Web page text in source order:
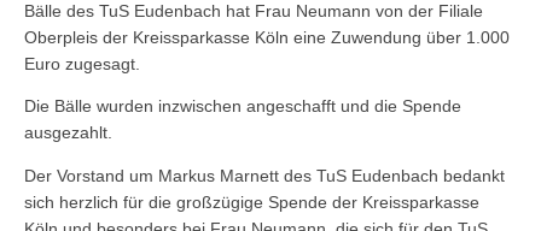
Bälle des TuS Eudenbach hat Frau Neumann von der Filiale
Oberpleis der Kreissparkasse Köln eine Zuwendung über 1.000
Euro zugesagt.
Die Bälle wurden inzwischen angeschafft und die Spende
ausgezahlt.
Der Vorstand um Markus Marnett des TuS Eudenbach bedankt
sich herzlich für die großzügige Spende der Kreissparkasse